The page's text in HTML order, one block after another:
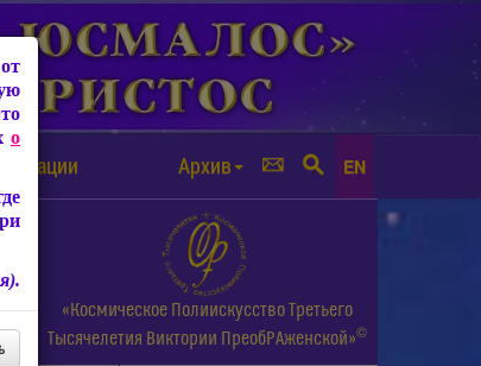
Архив EN
«Космическое Полиискусство Третьего
Тысячелетия Виктории ПреобРАженской»©
о